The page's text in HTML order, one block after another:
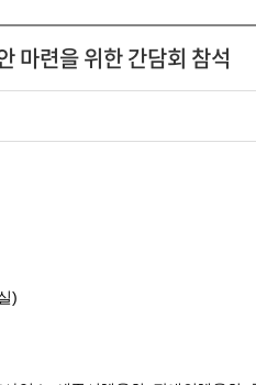
마련을 위한 간담회 참석
)